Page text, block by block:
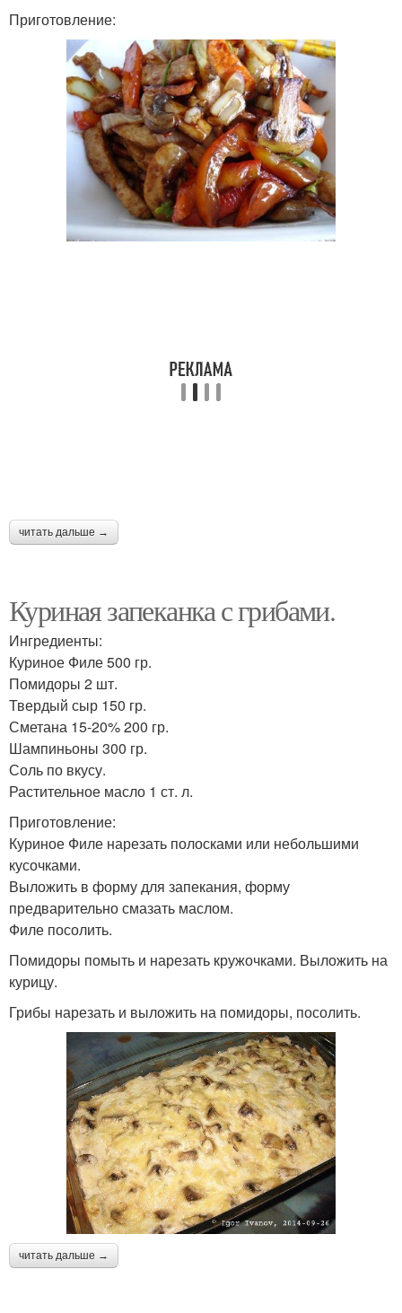
Филе со сладким
Филе с крахмалом Филе с манкой
Котлеты с грибами Курица с грибами
Приготовление:
читать дальше →
Куриная запеканка с грибами.
Ингредиенты:
Куриное Филе 500 гр.
Помидоры 2 шт.
Твердый сыр 150 гр.
Сметана 15-20% 200 гр.
Шампиньоны 300 гр.
Соль по вкусу.
Растительное масло 1 ст. л.
Приготовление:
Куриное Филе нарезать полосками или небольшими
кусочками.
Выложить в форму для запекания, форму
предварительно смазать маслом.
Филе посолить.
Помидоры помыть и нарезать кружочками. Выложить на
курицу.
Грибы нарезать и выложить на помидоры, посолить.
читать дальше →